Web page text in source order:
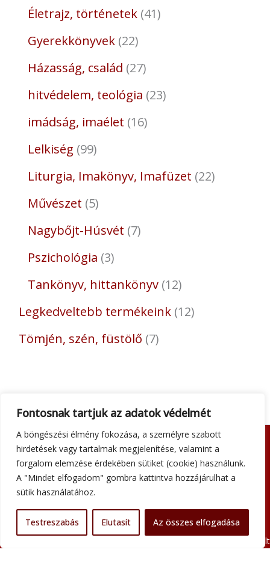
Fontosnak tartjuk az adatok védelmét
A böngészési élmény fokozása, a személyre szabott
hirdetések vagy tartalmak megjelenítése, valamint a
forgalom elemzése érdekében sütiket (cookie) használunk.
A "Mindet elfogadom" gombra kattintva hozzájárulhat a
sütik használatához.
Testreszabás Elutasít Az összes elfogadása
Életrajz, történetek 41
Gyerekkönyvek 22
Házasság, család 27
hitvédelem, teológia 23
imádság, imaélet 16
Lelkiség 99
Liturgia, Imakönyv, Imafüzet 22
Művészet 5
Nagybőjt-Húsvét 7
Pszichológia 3
Tankönyv, hittankönyv 12
Legkedveltebb termékeink 12
Tömjén, szén, füstölő 7
Adatkezelési tájékoztató
Általános szerződési feltételek
Kapcsolat
Minden jog fenntartva © 2026 Szent Atanáz Könyv- és Kegytárgybolt